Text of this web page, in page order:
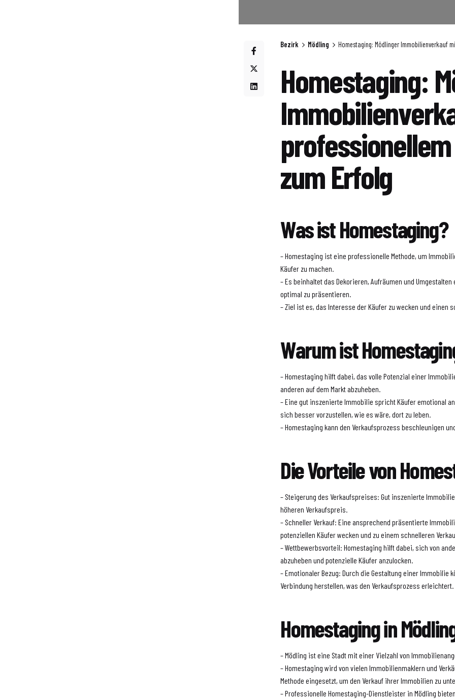
Bezirk Mödling Homestaging: Mödlinger Immobilienverkauf
Homestaging:
zum Erfolg
Was ist Homestaging?
– Homestaging ist eine professionelle Methode, um
Käufer zu machen.
– Es beinhaltet das Dekorieren, Aufräumen und
optimal zu präsentieren.
– Ziel ist es, das Interesse der Käufer zu wecken und einen
Warum ist
– Homestaging hilft dabei, das volle Potenzial einer
anderen auf dem Markt abzuheben.
– Eine gut inszenierte Immobilie spricht Käufer emotional
sich besser vorzustellen, wie es wäre, dort zu leben.
– Homestaging kann den Verkaufsprozess beschleunigen
Die Vorteile von
– Steigerung des Verkaufspreises: Gut inszenierte
höheren Verkaufspreis.
– Schneller Verkauf: Eine ansprechend präsentierte
potenziellen Käufer wecken und zu einem schnelleren
– Wettbewerbsvorteil: Homestaging hilft dabei, sich von
abzuheben und potenzielle Käufer anzulocken.
– Emotionaler Bezug: Durch die Gestaltung einer Immobilie
Verbindung herstellen, was den Verkaufsprozess erleichtert.
Homestaging in
– Mödling ist eine Stadt mit einer Vielzahl von
– Homestaging wird von vielen Immobilienmaklern und
Methode eingesetzt, um den Verkauf ihrer Immobilien zu
– Professionelle Homestaging-Dienstleister in Mödling